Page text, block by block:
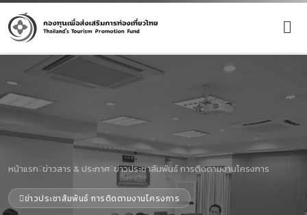
หน้าแรก ข่าวสาร & ประกาศ ข่าวประชาสัมพันธ์ การติดตามงานโครงการ
ข่าวประชาสัมพันธ์ การติดตามงานโครงการ